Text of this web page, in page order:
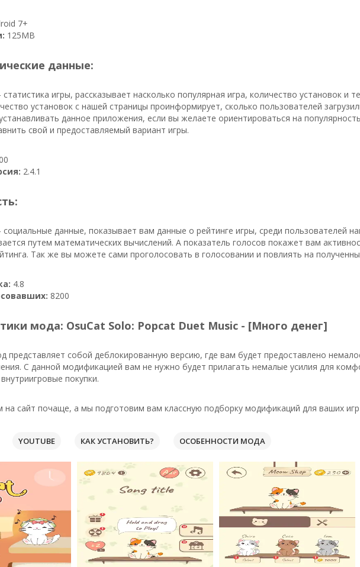
7+
125MB
данные:
игры, рассказывает насколько популярная игра, количество установок и
установок с нашей страницы проинформирует, сколько пользователей
данное приложения, если вы желаете ориентироваться на
свой и предоставляемый вариант игры.
2.4.1
данные, показывает вам данные о рейтинге игры, среди пользователей
путем математических вычислений. А показатель голосов покажет вам
Так же вы можете сами проголосовать в голосовании и повлиять на
4.8
8200
мода: OsuCat Solo: Popcat Duet Music - [Много денег]
представляет собой деблокированную версию, где вам будет предоставлено
С данной модификацией вам не нужно будет прилагать немалые усилия для
покупки.
на сайт почаще, а мы подготовим вам классную подборку модификаций для ваших
YOUTUBE КАК УСТАНОВИТЬ? ОСОБЕННОСТИ МОДА